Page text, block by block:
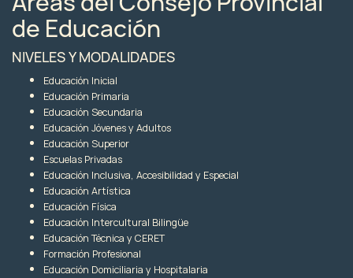
de Educación
NIVELES Y MODALIDADES
Educación Inicial
Educación Primaria
Educación Secundaria
Educación Jóvenes y Adultos
Educación Superior
Escuelas Privadas
Educación Inclusiva, Accesibilidad y Especial
Educación Artística
Educación Física
Educación Intercultural Bilingüe
Educación Técnica y CERET
Formación Profesional
Educación Domiciliaria y Hospitalaria